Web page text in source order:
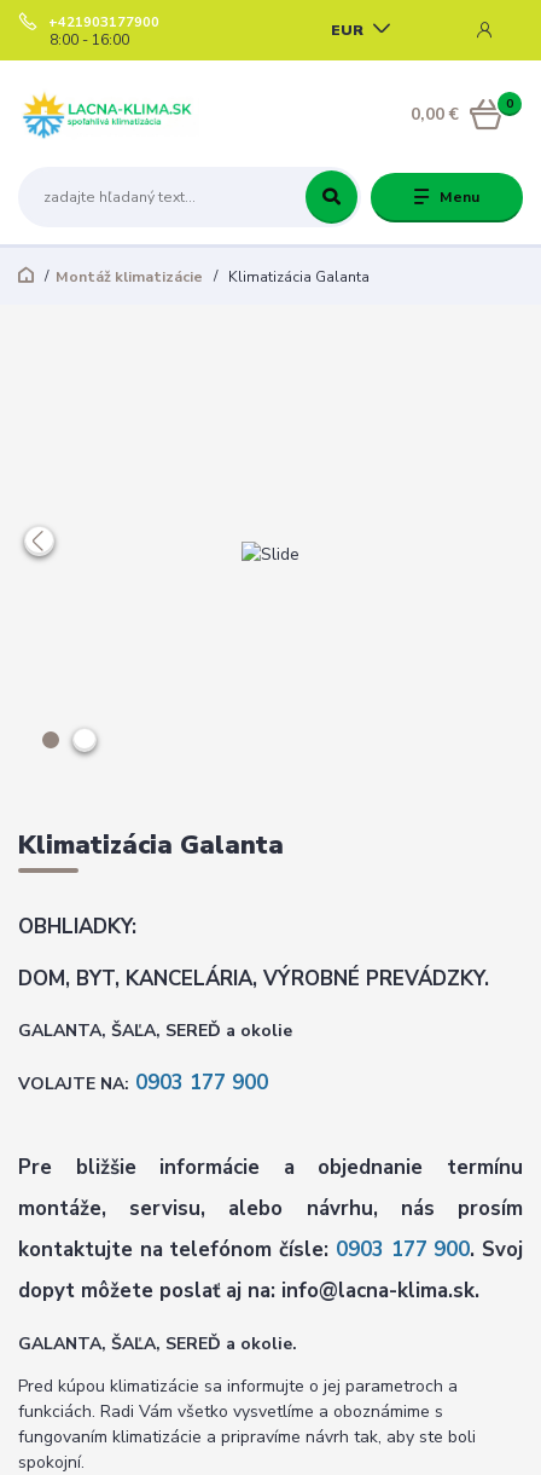
Menu
EUR
+421903177900
8:00 - 16:00
0
0,00 €
Montáž klimatizácie Klimatizácia Galanta
Klimatizácia Galanta
OBHLIADKY:
DOM, BYT, KANCELÁRIA, VÝROBNÉ PREVÁDZKY.
GALANTA, ŠAĽA, SEREĎ a okolie
VOLAJTE NA: 0903 177 900
Pre bližšie informácie a objednanie termínu
montáže, servisu, alebo návrhu, nás prosím
kontaktujte na telefónom čísle: 0903 177 900. Svoj
dopyt môžete poslať aj na: info@lacna-klima.sk.
GALANTA, ŠAĽA, SEREĎ a okolie.
Pred kúpou klimatizácie sa informujte o jej parametroch a
funkciách. Radi Vám všetko vysvetlíme a oboznámime s
fungovaním klimatizácie a pripravíme návrh tak, aby ste boli
spokojní.